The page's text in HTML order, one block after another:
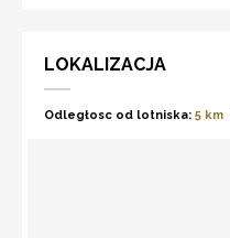
LOKALIZACJA
Odległosc od lotniska: 5 km